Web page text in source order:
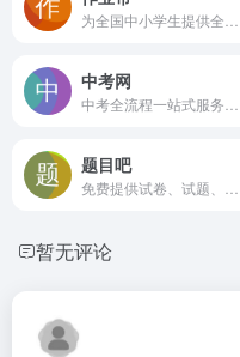
中考网
题目吧
暂无评论